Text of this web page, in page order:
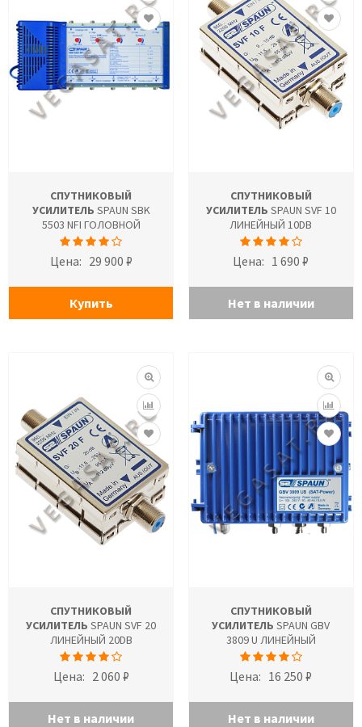
СПУТНИКОВЫЙ
УСИЛИТЕЛЬ SPAUN SBK
5503 NFI ГОЛОВНОЙ
Цена: 29 900 ₽
Купить
СПУТНИКОВЫЙ
УСИЛИТЕЛЬ SPAUN SVF 10
ЛИНЕЙНЫЙ 10DB
Цена: 1 690 ₽
Нет в наличии
СПУТНИКОВЫЙ
УСИЛИТЕЛЬ SPAUN SVF 20
ЛИНЕЙНЫЙ 20DB
Цена: 2 060 ₽
Нет в наличии
СПУТНИКОВЫЙ
УСИЛИТЕЛЬ SPAUN GBV
3809 U ЛИНЕЙНЫЙ
Цена: 16 250 ₽
Нет в наличии